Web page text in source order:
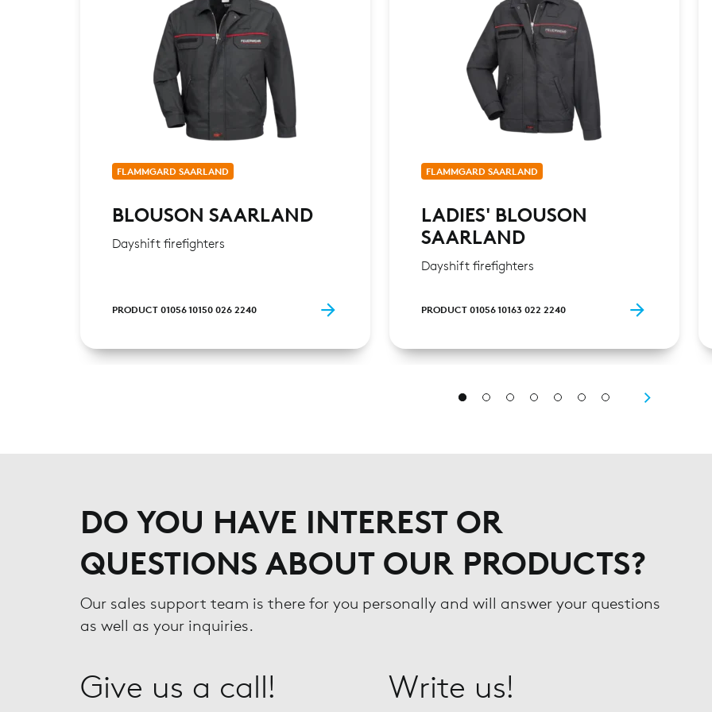
FLAMMGARD SAARLAND
BLOUSON SAARLAND
Dayshift firefighters
PRODUCT 01056 10150 026 2240
FLAMMGARD SAARLAND
LADIES' BLOUSON
SAARLAND
Dayshift firefighters
PRODUCT 01056 10163 022 2240
DO YOU HAVE INTEREST OR
QUESTIONS ABOUT OUR PRODUCTS?
Our sales support team is there for you personally and will answer your questions
as well as your inquiries.
Give us a call! Write us!